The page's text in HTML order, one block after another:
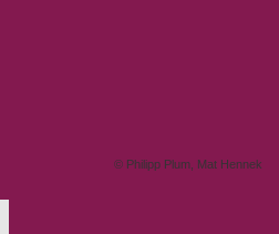
© Philipp Plum, Mat Hennek